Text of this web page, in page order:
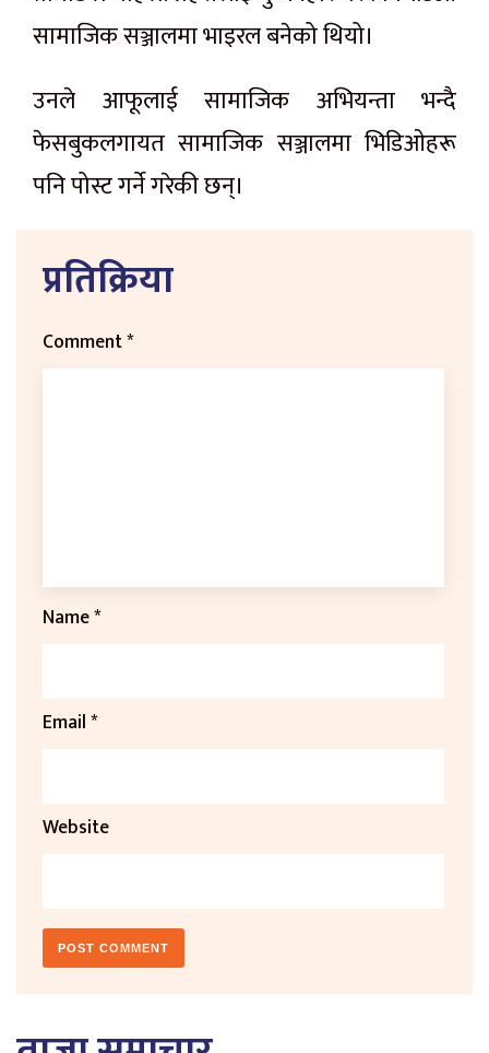
सामाजिक सञ्जालमा भाइरल बनेको थियो।
उनले आफूलाई सामाजिक अभियन्ता भन्दै
फेसबुकलगायत सामाजिक सञ्जालमा भिडिओहरू
पनि पोस्ट गर्ने गरेकी छन्।
प्रतिक्रिया
Comment*
Name*
Email*
Website